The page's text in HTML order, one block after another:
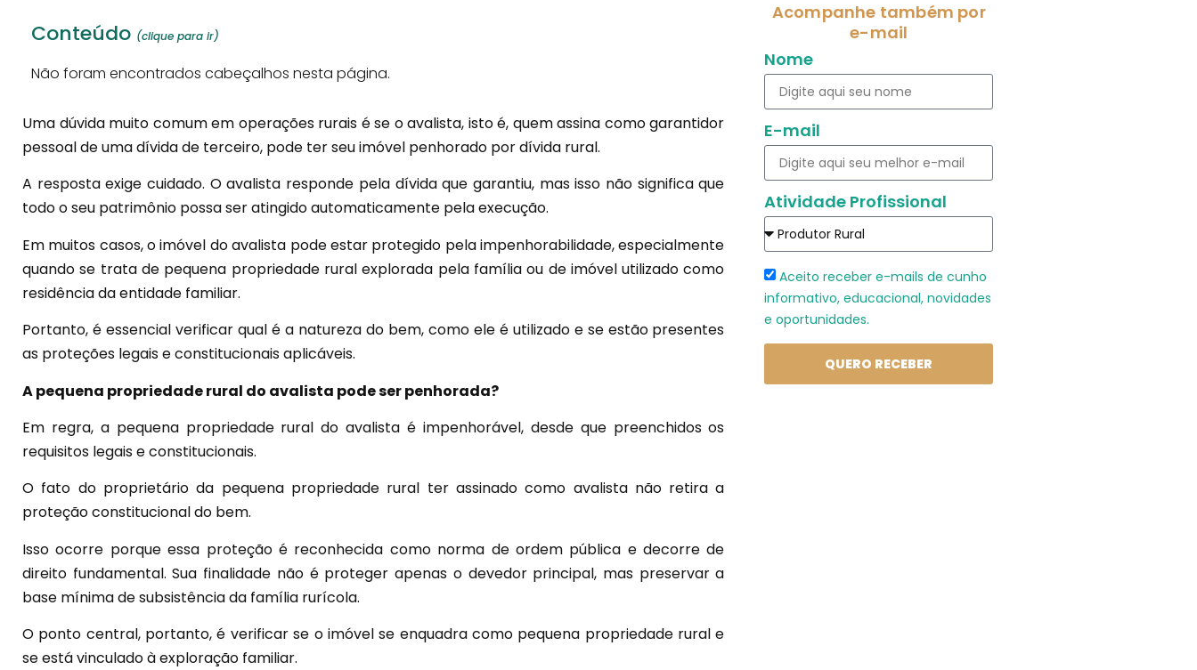
Conteúdo (clique para ir)
Não foram encontrados cabeçalhos nesta página.
Uma dúvida muito comum em operações rurais é se o avalista, isto é, quem assina como garantidor
pessoal de uma dívida de terceiro, pode ter seu imóvel penhorado por dívida rural.
A resposta exige cuidado. O avalista responde pela dívida que garantiu, mas isso não significa que
todo o seu patrimônio possa ser atingido automaticamente pela execução.
Em muitos casos, o imóvel do avalista pode estar protegido pela impenhorabilidade, especialmente
quando se trata de pequena propriedade rural explorada pela família ou de imóvel utilizado como
residência da entidade familiar.
Portanto, é essencial verificar qual é a natureza do bem, como ele é utilizado e se estão presentes
as proteções legais e constitucionais aplicáveis.
A pequena propriedade rural do avalista pode ser penhorada?
Em regra, a pequena propriedade rural do avalista é impenhorável, desde que preenchidos os
requisitos legais e constitucionais.
O fato do proprietário da pequena propriedade rural ter assinado como avalista não retira a
proteção constitucional do bem.
Isso ocorre porque essa proteção é reconhecida como norma de ordem pública e decorre de
direito fundamental. Sua finalidade não é proteger apenas o devedor principal, mas preservar a
base mínima de subsistência da família rurícola.
O ponto central, portanto, é verificar se o imóvel se enquadra como pequena propriedade rural e
se está vinculado à exploração familiar.
Acompanhe também por
e-mail
Nome
E-mail
Atividade Profissional
Aceito receber e-mails de cunho
informativo, educacional, novidades
e oportunidades.
QUERO RECEBER